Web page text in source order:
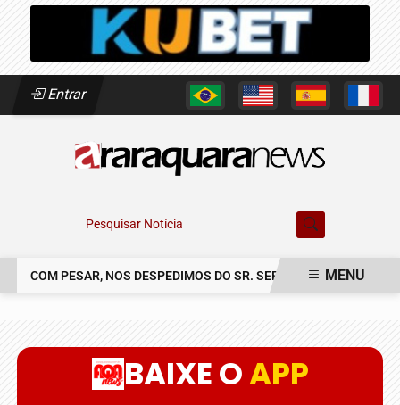
Entrar
Pesquisar Notícia
COM PESAR, NOS DESPEDIMOS DO SR. SERGIO CLAUDINEI SOLER
MENU
BAIXE OAPP